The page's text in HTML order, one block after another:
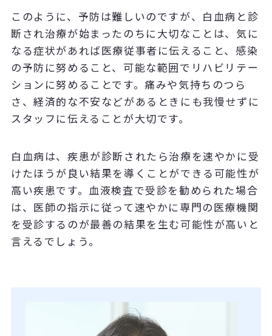
このように、予防は難しいのですが、白血病と診
断され治療が始まったのちに大切なことは、気に
なる症状があれば医療従事者に伝えること、感染
の予防に努めること、可能な範囲でリハビリテー
ションに努めることです。痛みや気持ちのつら
さ、経済的な不安などがあるときにも我慢せずに
スタッフに伝えることが大切です。
白血病は、疾患が診断されたら治療を速やかに受
けたほうが良い結果を導くことができる可能性が
高い疾患です。血液検査で受診を勧められた場合
は、医師の指示に従って速やかに専門の医療機関
を受診するのが最善の結果を生む可能性が高いと
言えるでしょう。